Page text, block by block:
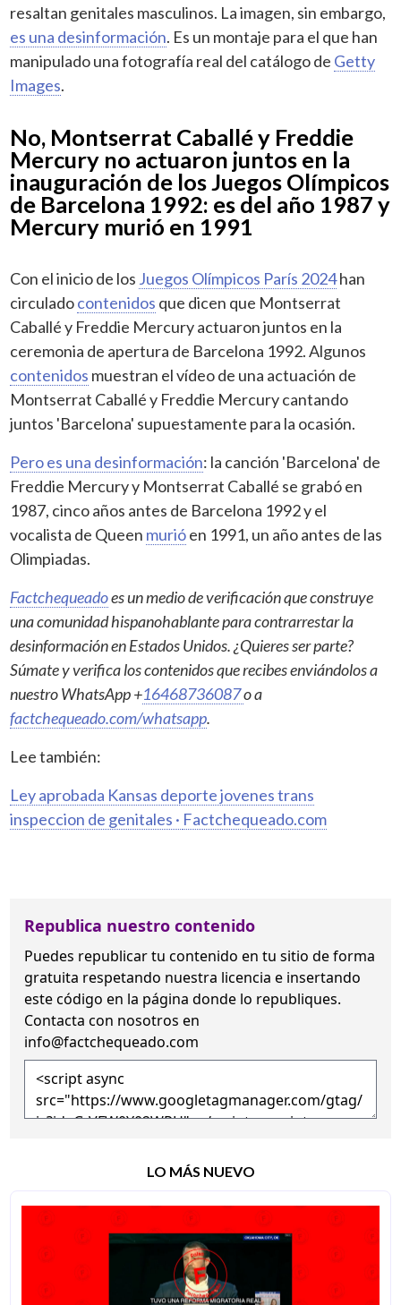
resaltan genitales masculinos. La imagen, sin embargo,
es una desinformación. Es un montaje para el que han
manipulado una fotografía real del catálogo de Getty
Images.
No, Montserrat Caballé y Freddie
Mercury no actuaron juntos en la
inauguración de los Juegos Olímpicos
de Barcelona 1992: es del año 1987 y
Mercury murió en 1991
Con el inicio de los Juegos Olímpicos París 2024han
circuladocontenidos que dicen que Montserrat
Caballé y Freddie Mercury actuaron juntos en la
ceremonia de apertura de Barcelona 1992. Algunos
contenidos muestran el vídeo de una actuación de
Montserrat Caballé y Freddie Mercury cantando
juntos 'Barcelona' supuestamente para la ocasión.
Pero es una desinformación: la canción 'Barcelona' de
Freddie Mercury y Montserrat Caballé se grabó en
1987, cinco años antes de Barcelona 1992 y el
vocalista de Queen murióen 1991, un año antes de las
Olimpiadas.
Factchequeadoes un medio de verificación que construye
una comunidad hispanohablante para contrarrestar la
desinformación en Estados Unidos. ¿Quieres ser parte?
Súmate y verifica los contenidos que recibes enviándolos a
nuestro WhatsApp +16468736087o a
factchequeado.com/whatsapp.
Lee también:
Ley aprobada Kansas deporte jovenes trans
inspeccion de genitales · Factchequeado.com
Republica nuestro contenido
Puedes republicar tu contenido en tu sitio de forma
gratuita respetando nuestra licencia e insertando
este código en la página donde lo republiques.
Contacta con nosotros en
info@factchequeado.com
LO MÁS NUEVO